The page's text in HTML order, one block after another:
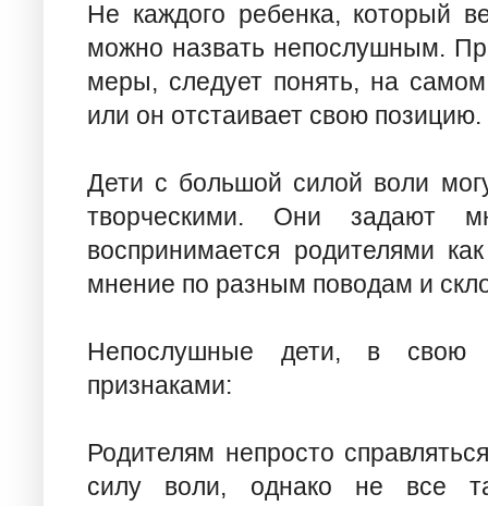
Не каждого ребенка, который
можно назвать непослушным.
меры, следует понять, на
или он отстаивает свою позицию.
Дети с большой силой воли
творческими. Они задают
воспринимается родителями
мнение по разным поводам и
Непослушные дети, в свою
признаками:
Родителям непросто
силу воли, однако не все